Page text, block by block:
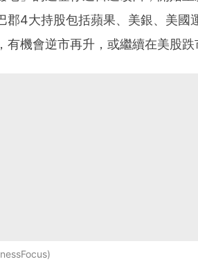
郡4大持股包括蘋果、美銀、美國
有機會逆市再升，或繼續在美股跌